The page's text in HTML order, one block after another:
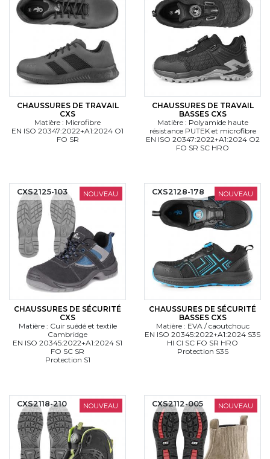
CHAUSSURES DE TRAVAIL
CXS
Matière : Microfibre
EN ISO 20347:2022+A1:2024 O1
FO SR
CHAUSSURES DE TRAVAIL
BASSES CXS
Matière : Polyamide haute
résistance PUTEK et microfibre
EN ISO 20347:2022+A1:2024 O2
FO SR SC HRO
NOUVEAU
CHAUSSURES DE SÉCURITÉ
CXS
Matière : Cuir suédé et textile
Cambridge
EN ISO 20345:2022+A1:2024 S1
FO SC SR
Protection S1
CXS2125-103 NOUVEAU
CHAUSSURES DE SÉCURITÉ
BASSES CXS
Matière : EVA / caoutchouc
EN ISO 20345:2022+A1:2024 S3S
HI CI SC FO SR HRO
Protection S3S
CXS2128-178
NOUVEAU
CXS2118-210 NOUVEAU
CXS2112-005